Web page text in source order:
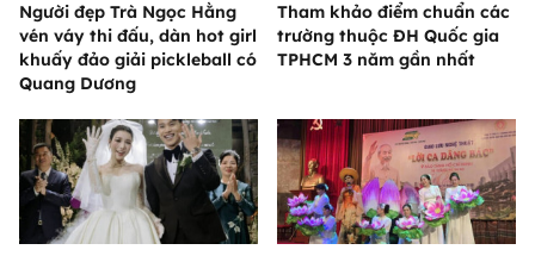
Người đẹp Trà Ngọc Hằng
vén váy thi đấu, dàn hot girl
khuấy đảo giải pickleball có
Quang Dương
Tham khảo điểm chuẩn các
trường thuộc ĐH Quốc gia
TPHCM 3 năm gần nhất